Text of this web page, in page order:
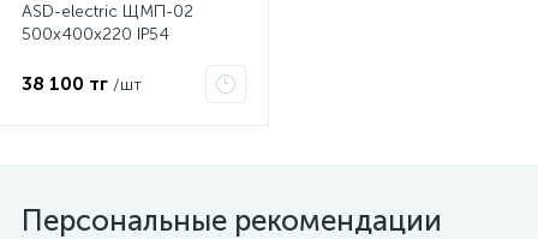
ASD-electric ЩМП-02
500х400х220 IP54
38 100 тг /шт
Персональные рекомендации